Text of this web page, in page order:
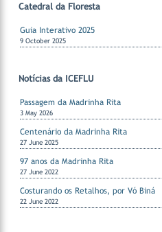
Catedral da Floresta
Guia Interativo 2025
9 October 2025
Notícias da ICEFLU
Passagem da Madrinha Rita
3 May 2026
Centenário da Madrinha Rita
27 June 2025
97 anos da Madrinha Rita
27 June 2022
Costurando os Retalhos, por Vó Biná
22 June 2022